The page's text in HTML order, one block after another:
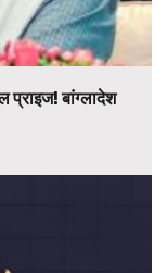
प्राइज! बांग्लादेश